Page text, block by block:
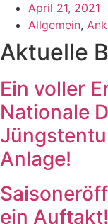
April 21, 2021
Allgemein,
Aktuelle
Ein voller
Nationale
Anlage!
ein Auftakt!